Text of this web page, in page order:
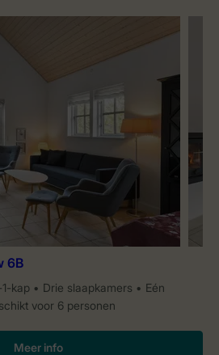
6B
kap Drie slaapkamers
Eén
voor 6 personen
Meer info